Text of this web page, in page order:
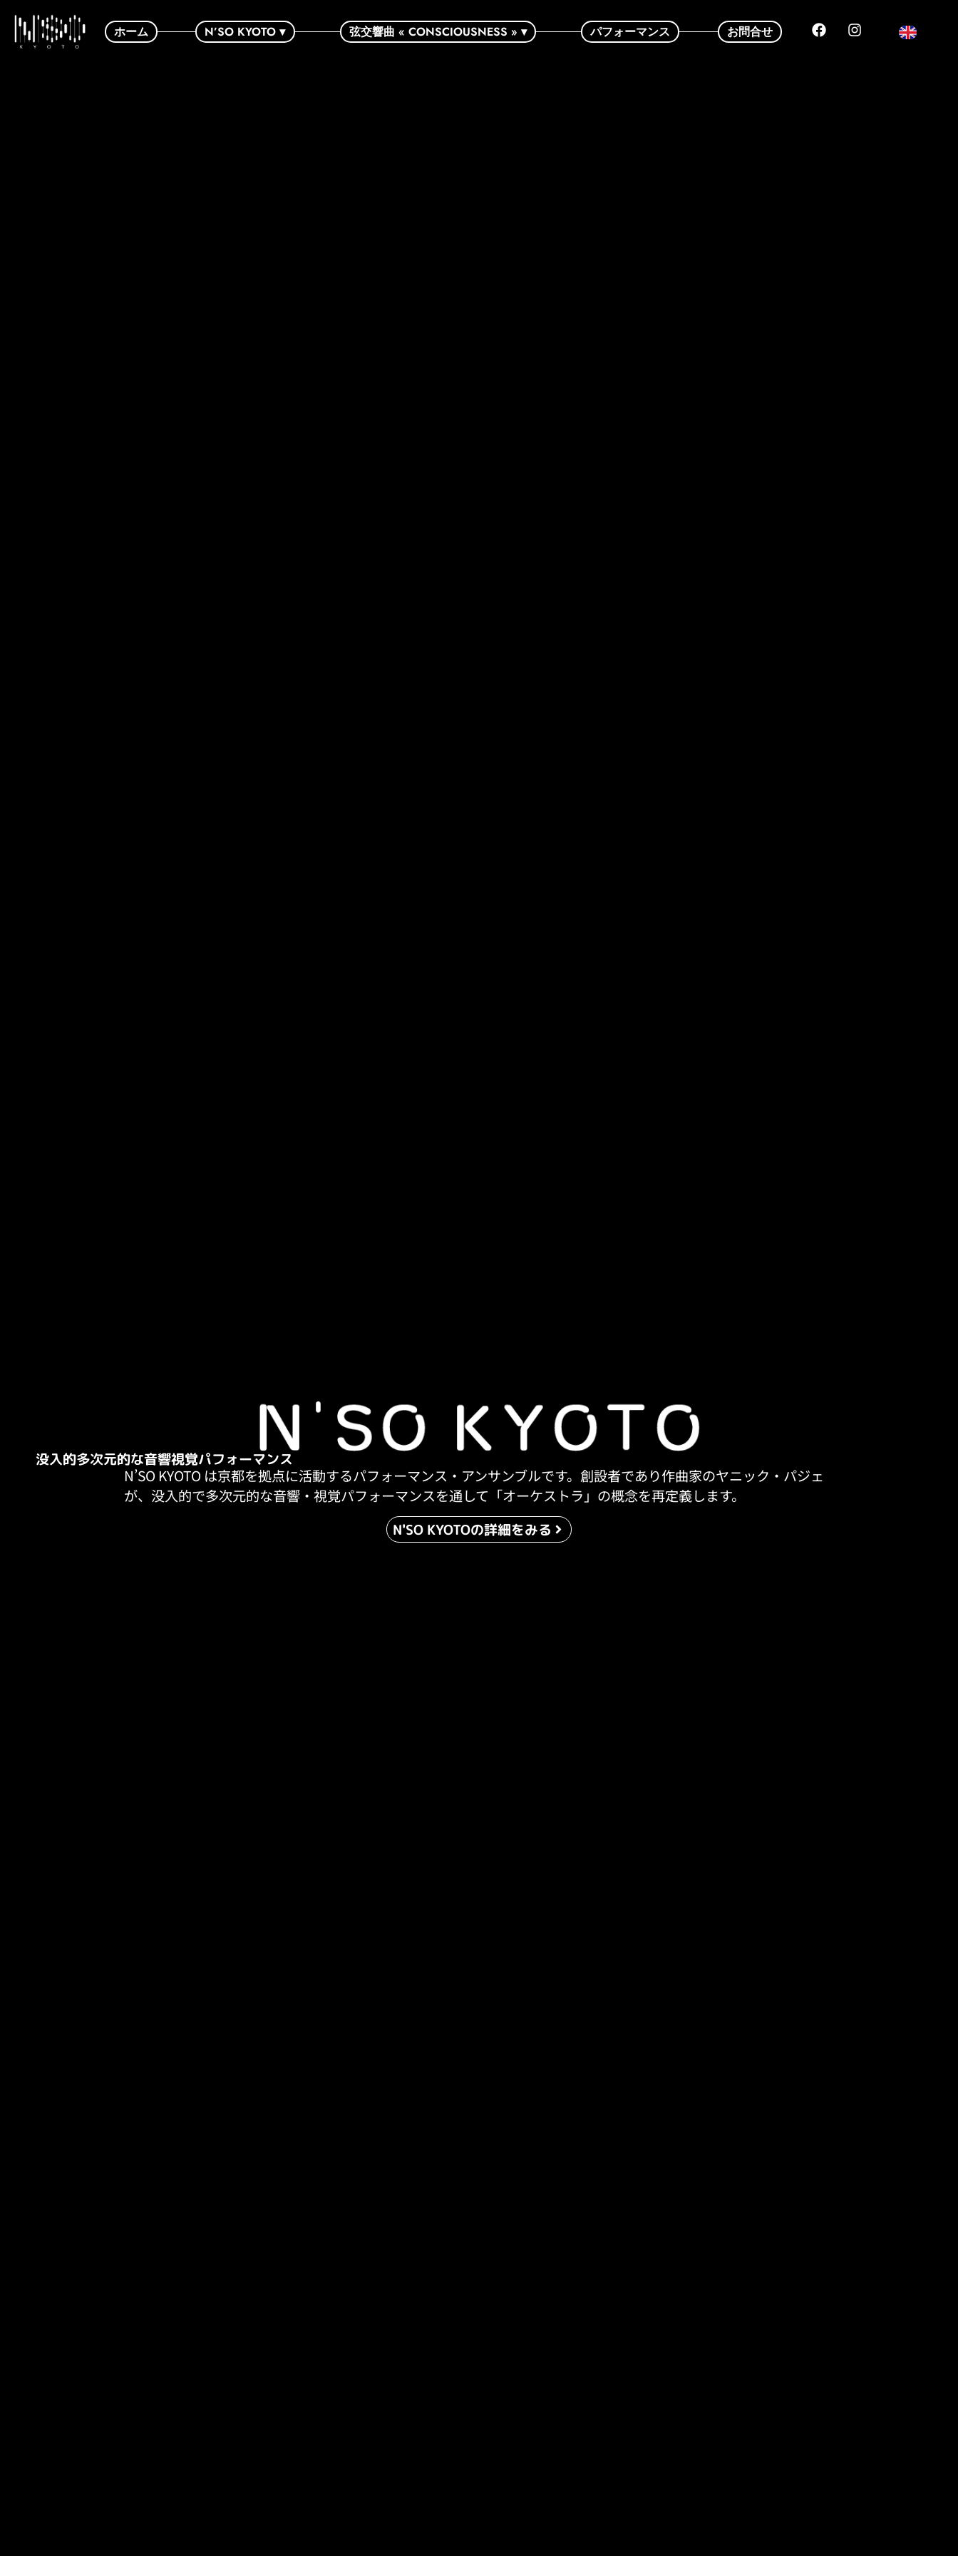
ホーム N’SO KYOTO ▾ 弦交響曲 « CONSCIOUSNESS » ▾ パフォーマンス お問合せ
没入的多次元的な音響視覚パフォーマンス
N’SO KYOTO は京都を拠点に活動するパフォーマンス・アンサンブルです。創設者であり作曲家のヤニック・パジェ
が、没入的で多次元的な音響・視覚パフォーマンスを通して「オーケストラ」の概念を再定義します。
N'SO KYOTOの詳細をみる